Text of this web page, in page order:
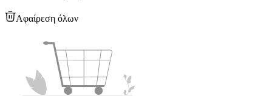
Αφαίρεση όλων